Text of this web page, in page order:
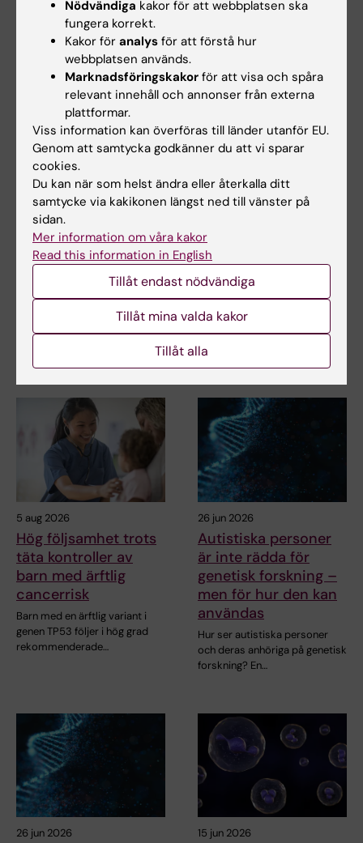
Relaterade artiklar
6 aug 2026
Ny metod skiljer
mellan friska och
sjuka immunceller i
blodprov
Forskare vid Karolinska
Institutet och SciLifeLab har
Genvariant från
neandertalare kan
öka muskelmassan än
i dag
En genvariant som moderna
människor ärvt från
neandertalare gör att…
5 aug 2026
Hög följsamhet trots
täta kontroller av
barn med ärftlig
cancerrisk
Barn med en ärftlig variant i
genen TP53 följer i hög grad
rekommenderade…
26 jun 2026
Autistiska personer
är inte rädda för
genetisk forskning –
men för hur den kan
användas
Hur ser autistiska personer
och deras anhöriga på genetisk
forskning? En…
26 jun 2026 15 jun 2026
Nödvändiga kakor för att webbplatsen ska
fungera korrekt.
Kakor för analys för att förstå hur
webbplatsen används.
Marknadsföringskakor för att visa och spåra
relevant innehåll och annonser från externa
plattformar.
Viss information kan överföras till länder utanför EU.
Genom att samtycka godkänner du att vi sparar
cookies.
Du kan när som helst ändra eller återkalla ditt
samtycke via kakikonen längst ned till vänster på
sidan.
Mer information om våra kakor
Read this information in English
Tillåt endast nödvändiga
Tillåt mina valda kakor
Tillåt alla